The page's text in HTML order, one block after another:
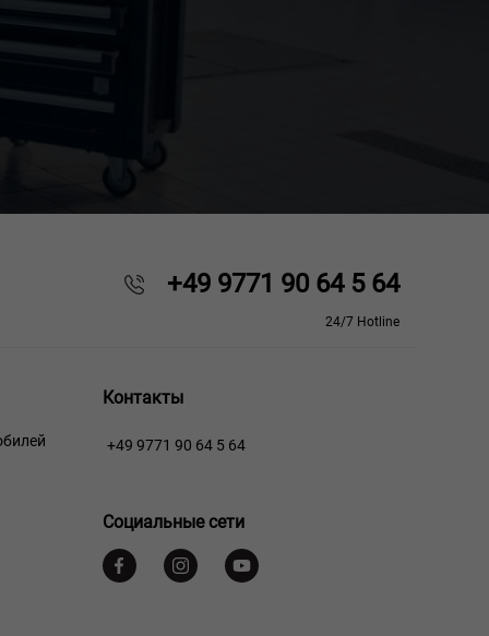
+49 9771 90 64 5 64
24/7 Hotline
Контакты
+49 9771 90 64 5 64
Социальные сети